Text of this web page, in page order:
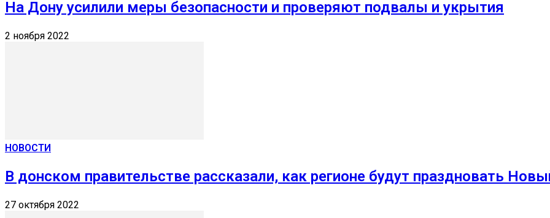
На Дону усилили меры безопасности и проверяют подвалы и укрытия
2 ноября 2022
НОВОСТИ
В донском правительстве рассказали, как регионе будут праздновать
27 октября 2022